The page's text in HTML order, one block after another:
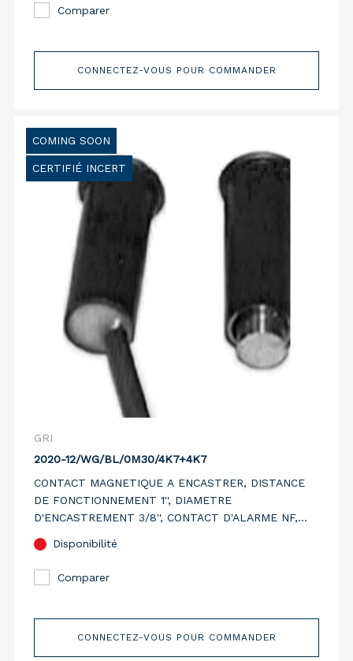
Comparer
CONNECTEZ-VOUS POUR COMMANDER
COMING SOON
CERTIFIÉ INCERT
GRI
2020-12/WG/BL/0M30/4K7+4K7
CONTACT MAGNETIQUE A ENCASTRER, DISTANCE
DE FONCTIONNEMENT 1'', DIAMETRE
D'ENCASTREMENT 3/8'', CONTACT D'ALARME NF,
NOIR, CABLE DE CONNEXION DE 0M30,
RESISTANCES 4K7+4K7 INTEGREES
Disponibilité
Comparer
CONNECTEZ-VOUS POUR COMMANDER